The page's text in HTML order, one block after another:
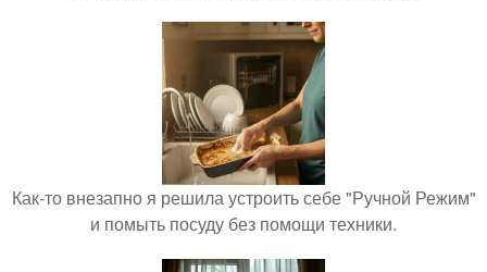
Как-то внезапно я решила устроить себе "Ручной Режим"
и помыть посуду без помощи техники.